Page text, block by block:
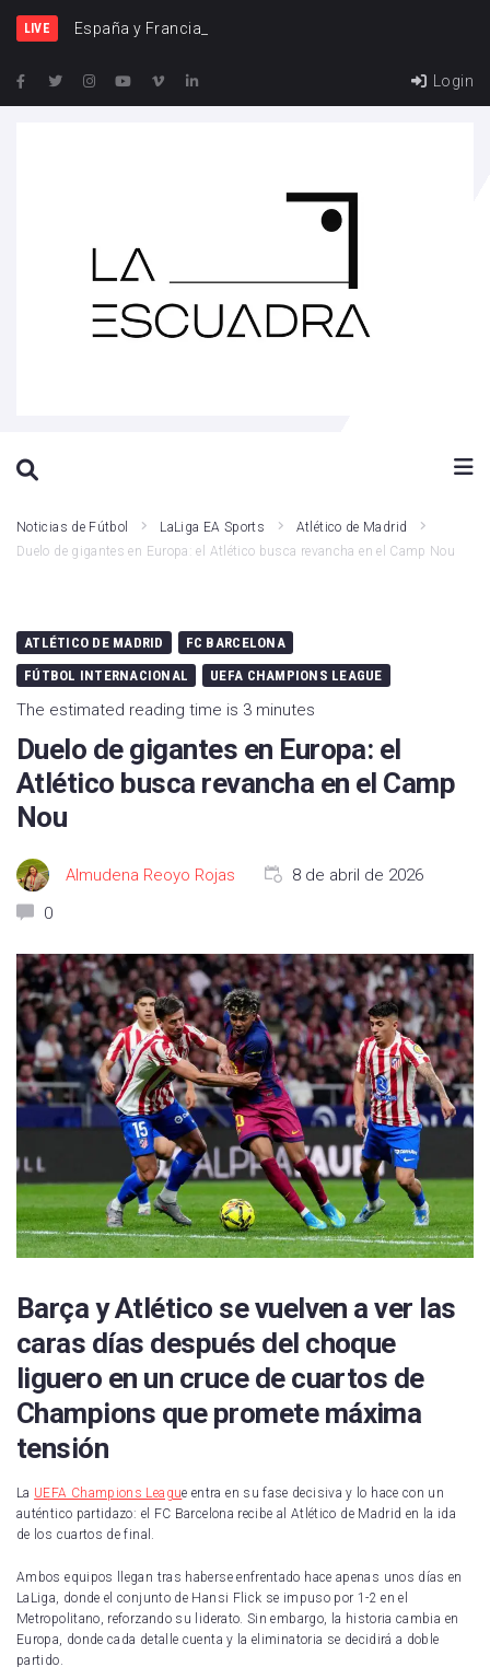
LIVE España y Francia, una rivalidad que v
Login
Noticias de Fútbol LaLiga EA Sports
Atlético de Madrid
Duelo de gigantes en Europa: el Atlético busca revancha en el Camp Nou
ATLÉTICO DE MADRID
FC BARCELONA
FÚTBOL INTERNACIONAL
UEFA CHAMPIONS LEAGUE
The estimated reading time is 3 minutes
Duelo de gigantes en Europa: el
Atlético busca revancha en el Camp
Nou
Almudena Reoyo Rojas
8 de abril de 2026
0
Barça y Atlético se vuelven a ver las
caras días después del choque
liguero en un cruce de cuartos de
Champions que promete máxima
tensión
La UEFA Champions League entra en su fase decisiva y lo hace con un
auténtico partidazo: el FC Barcelona recibe al Atlético de Madrid en la ida
de los cuartos de final.
Ambos equipos llegan tras haberse enfrentado hace apenas unos días en
LaLiga, donde el conjunto de Hansi Flick se impuso por 1-2 en el
Metropolitano, reforzando su liderato. Sin embargo, la historia cambia en
Europa, donde cada detalle cuenta y la eliminatoria se decidirá a doble
partido.